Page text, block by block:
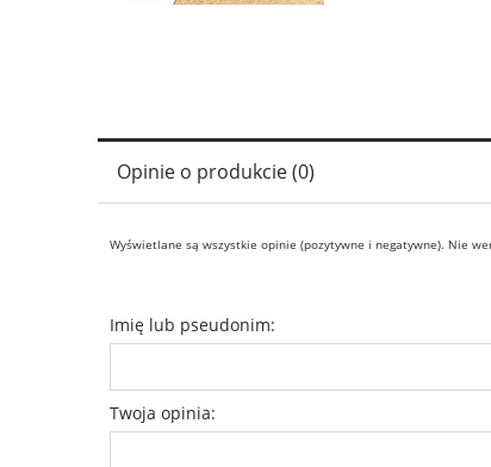
Opinie o produkcie (0)
Wyświetlane są wszystkie opinie (pozytywne i negatywne). Nie
Imię lub pseudonim:
Twoja opinia: